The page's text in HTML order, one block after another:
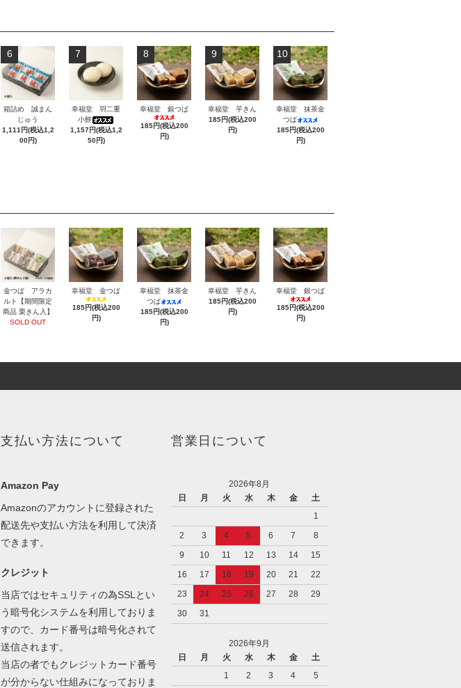
6
箱詰め 誠まん
じゅう
1,111円(税込1,2
00円)
7
幸福堂 羽二重
小餅
1,157円(税込1,2
50円)
8
幸福堂 銀つば
185円(税込200
円)
9
幸福堂 芋きん
185円(税込200
円)
10
幸福堂 抹茶金
つば
185円(税込200
円)
金つば アラカ
ルト【期間限定
商品 栗きん入】
SOLD OUT
幸福堂 金つば
185円(税込200
円)
幸福堂 抹茶金
つば
185円(税込200
円)
幸福堂 芋きん
185円(税込200
円)
幸福堂 銀つば
185円(税込200
円)
支払い方法について
Amazon Pay
Amazonのアカウントに登録された
配送先や支払い方法を利用して決済
できます。
クレジット
当店ではセキュリティの為SSLとい
う暗号化システムを利用しておりま
すので、カード番号は暗号化されて
送信されます。
当店の者でもクレジットカード番号
が分からない仕組みになっておりま
営業日について
2026年8月
日
月 火 水 木 金
土
1
2
3 4 5 6 7
8
9
10 11 12 13 14
15
16
17 18 19 20 21
22
23
24 25 26 27 28
29
30
31
2026年9月
日
月 火 水 木 金
土
1
2 3 4
5